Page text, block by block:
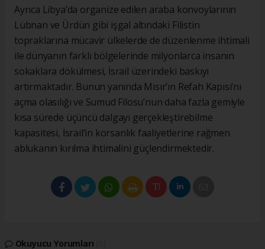
Ayrıca Libya’da organize edilen araba konvoylarının
Lübnan ve Ürdün gibi işgal altındaki Filistin
topraklarına mücavir ülkelerde de düzenlenme ihtimali
ile dünyanın farklı bölgelerinde milyonlarca insanın
sokaklara dökülmesi, İsrail üzerindeki baskıyı
artırmaktadır. Bunun yanında Mısır’ın Refah Kapısı’nı
açma olasılığı ve Sumud Filosu’nun daha fazla gemiyle
kısa sürede üçüncü dalgayı gerçekleştirebilme
kapasitesi, İsrail’in korsanlık faaliyetlerine rağmen
ablukanın kırılma ihtimalini güçlendirmektedir.
Okuyucu Yorumları